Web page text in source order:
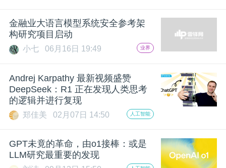
金融业大语言模型系统安全参考架
构研究项目启动
小七 06月16日 19:49 业界
Andrej Karpathy 最新视频盛赞
DeepSeek：R1 正在发现人类思考
的逻辑并进行复现
郑佳美 02月07日 14:50 人工智能
GPT未竟的革命，由o1接棒：或是
LLM研究最重要的发现